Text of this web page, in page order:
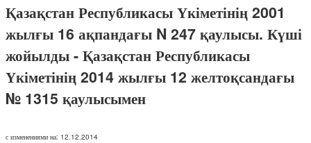
Қазақстан Республикасы Үкіметінің 2001
жылғы 16 ақпандағы N 247 қаулысы. Күші
жойылды - Қазақстан Республикасы
Үкіметінің 2014 жылғы 12 желтоқсандағы
№ 1315 қаулысымен
с изменениями на: 12.12.2014